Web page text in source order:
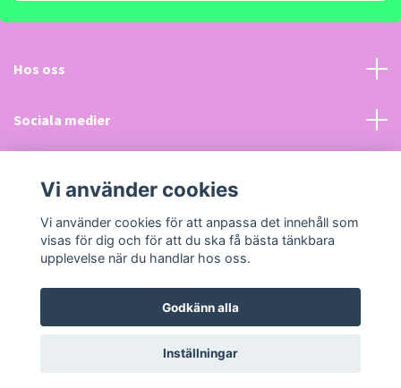
Hos oss
Sociala medier
Läs mer
© 2026 LeksakerPlus.se Powered by Quickbutik
Vi använder cookies
Vi använder cookies för att anpassa det innehåll som
visas för dig och för att du ska få bästa tänkbara
upplevelse när du handlar hos oss.
Godkänn alla
Inställningar